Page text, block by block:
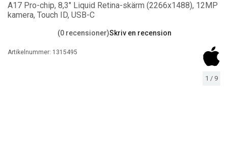
1 / 9
A17 Pro-chip, 8,3" Liquid Retina-skärm (2266x1488), 12MP
kamera, Touch ID, USB-C
(0 recensioner)Skriv en recension
Artikelnummer: 1315495